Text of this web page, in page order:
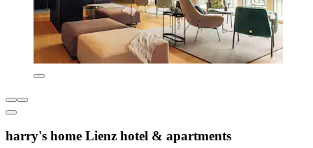
harry's home Lienz hotel & apartments